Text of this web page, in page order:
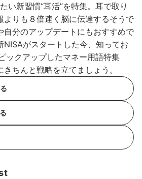
い新習慣“耳活”を特集。耳で取り
よりも８倍速く脳に伝達するそうで
自分のアップデートにもおすすめで
NISAがスタートした今、知ってお
ックアップしたマネー用語特集
ちんと戦略を立てましょう。